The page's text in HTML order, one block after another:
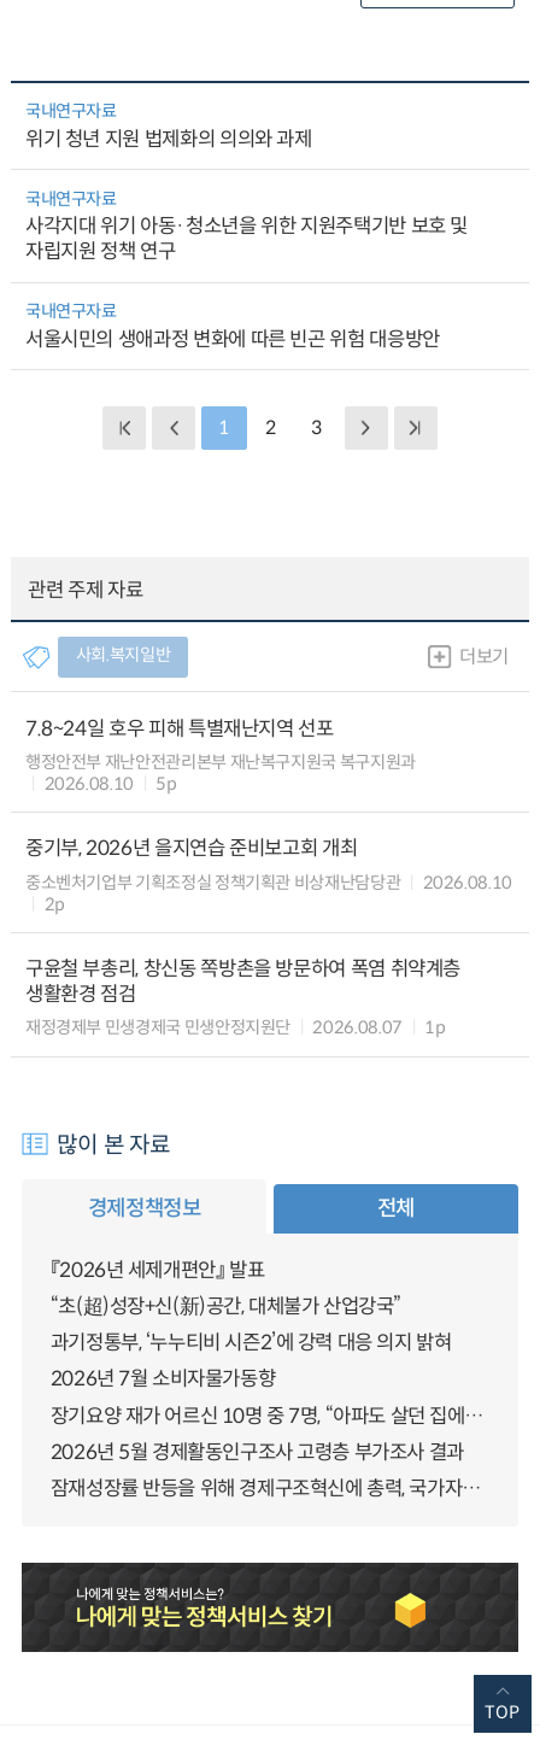
국내연구자료
위기 청년 지원 법제화의 의의와 과제
국내연구자료
사각지대 위기 아동·청소년을 위한 지원주택기반 보호 및
자립지원 정책 연구
국내연구자료
서울시민의 생애과정 변화에 따른 빈곤 위험 대응방안
1 2 3
관련 주제 자료
사회.복지일반 더보기
7.8~24일 호우 피해 특별재난지역 선포
행정안전부 재난안전관리본부 재난복구지원국 복구지원과
2026.08.10
5p
중기부, 2026년 을지연습 준비보고회 개최
중소벤처기업부 기획조정실 정책기획관 비상재난담당관
2026.08.10
2p
구윤철 부총리, 창신동 쪽방촌을 방문하여 폭염 취약계층
생활환경 점검
재정경제부 민생경제국 민생안정지원단 2026.08.07 1p
많이 본 자료
경제정책정보 전체
『2026년 세제개편안』 발표
“초(超)성장+신(新)공간, 대체불가 산업강국”
과기정통부, ‘누누티비 시즌2’에 강력 대응 의지 밝혀
2026년 7월 소비자물가동향
장기요양 재가 어르신 10명 중 7명, “아파도 살던 집에서 살겠다” 「2025년 장기요양실태조사」 결과 발표
2026년 5월 경제활동인구조사 고령층 부가조사 결과
잠재성장률 반등을 위해 경제구조혁신에 총력, 국가자산 관리체계 대전환
TOP